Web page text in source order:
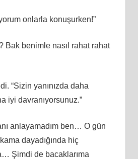
onlarla konuşurken!”
Bak benimle nasıl rahat rahat
“Sizin yanınızda daha
iyi davranıyorsunuz.”
anlayamadım ben… O gün
dayadığında hiç
Şimdi de bacaklarıma